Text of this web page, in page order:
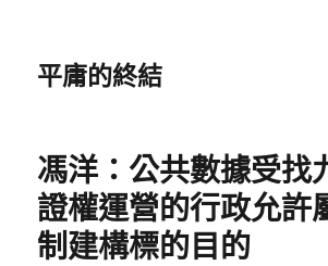
平庸的終結
馮洋：公共數據受找
證權運營的行政允許
制建構標的目的